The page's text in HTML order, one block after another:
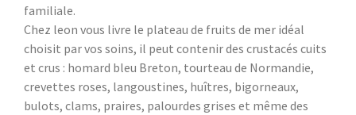
familiale.
Chez leon vous livre le plateau de fruits de mer idéal
choisit par vos soins, il peut contenir des crustacés cuits
et crus : homard bleu Breton, tourteau de Normandie,
crevettes roses, langoustines, huîtres, bigorneaux,
bulots, clams, praires, palourdes grises et même des